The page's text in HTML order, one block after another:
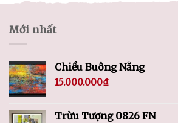
Mới nhất
Chiều Buông Nắng
15.000.000₫
Trừu Tượng 0826 FN